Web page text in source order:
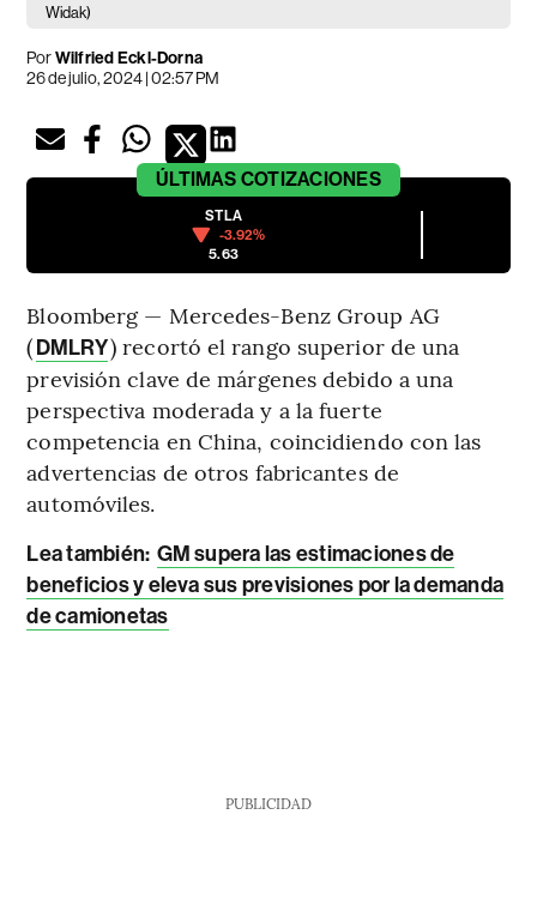
Widak)
PorWilfried Eckl-Dorna
26 de julio, 2024 | 02:57 PM
ÚLTIMAS COTIZACIONES
STLA
-3.92%
5.63
Bloomberg — Mercedes-Benz Group AG
(DMLRY) recortó el rango superior de una
previsión clave de márgenes debido a una
perspectiva moderada y a la fuerte
competencia en China, coincidiendo con las
advertencias de otros fabricantes de
automóviles.
Lea también: GM supera las estimaciones de
beneficios y eleva sus previsiones por la demanda
de camionetas
PUBLICIDAD